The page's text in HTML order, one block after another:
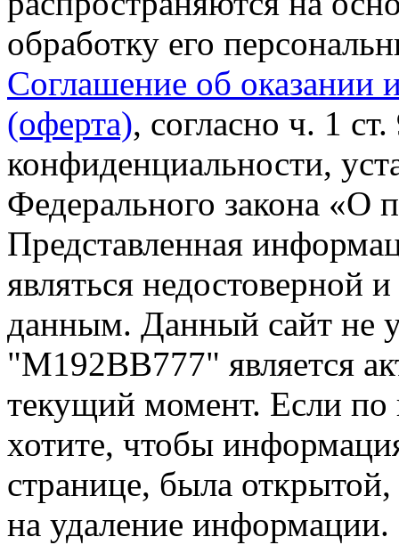
обработку его
Соглашение об оказании
(оферта), согласно ч. 1
конфиденциальности,
Федерального закона «О
Представленная
являться недостоверной
данным. Данный сайт не
"М192ВВ777" является
текущий момент. Если
хотите, чтобы
странице, была открытой,
на удаление информации.